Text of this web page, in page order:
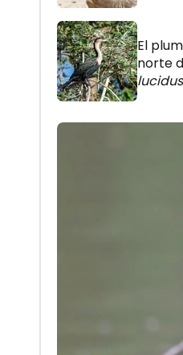
El
norte
lucidus